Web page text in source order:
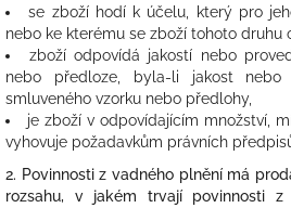
se zboží hodí k účelu, který pro
nebo ke kterému se zboží tohoto druhu
zboží odpovídá jakostí nebo
nebo předloze, byla-li jakost nebo
smluveného vzorku nebo předlohy,
je zboží v odpovídajícím množství,
vyhovuje požadavkům právních
2. Povinnosti z vadného plnění má
rozsahu, v jakém trvají povinnosti z